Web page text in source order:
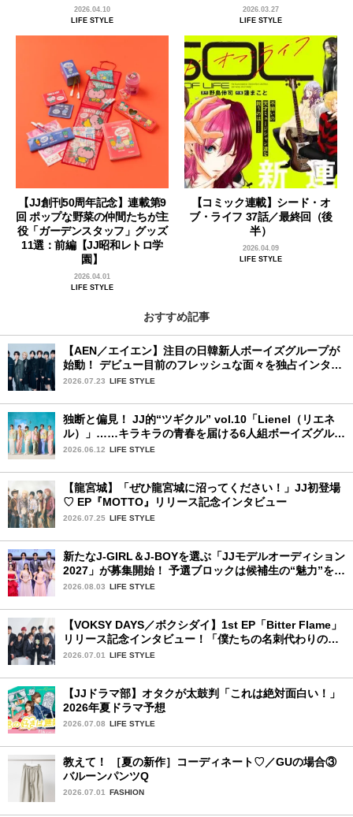
2026.04.10
LIFE STYLE
2026.03.27
LIFE STYLE
【JJ創刊50周年記念】連載第9
回 ポップな野菜の仲間たちが主
役「ガーデンスタッフ」グッズ
11選：前編【JJ昭和レトロ学
園】
2026.04.01
LIFE STYLE
【コミック連載】シード・オ
ブ・ライフ 37話／最終回（後
半）
2026.04.09
LIFE STYLE
おすすめ記事
【AEN／エイエン】注目の日韓新人ボーイズグループが
始動！ デビュー目前のフレッシュな面々を独占インタビ
ュー。7人の魅力に迫ります♪
2026.07.23 LIFE STYLE
独断と偏見！ JJ的“ツギクル” vol.10「Lienel（リエネ
ル）」……キラキラの青春を届ける6人組ボーイズグルー
プ
2026.06.12 LIFE STYLE
【龍宮城】「ぜひ龍宮城に沼ってください！」JJ初登場
♡ EP『MOTTO』リリース記念インタビュー
2026.07.25 LIFE STYLE
新たなJ-GIRL＆J-BOYを選ぶ「JJモデルオーディション
2027」が募集開始！ 予選ブロックは候補生の“魅力”を重
視した「新システム」に変わります
2026.08.03 LIFE STYLE
【VOKSY DAYS／ボクシダイ】1st EP「Bitter Flame」
リリース記念インタビュー！「僕たちの名刺代わりのよ
うなアルバム」
2026.07.01 LIFE STYLE
【JJドラマ部】オタクが太鼓判「これは絶対面白い！」
2026年夏ドラマ予想
2026.07.08 LIFE STYLE
教えて！ ［夏の新作］コーディネート♡／GUの場合③
バルーンパンツQ
2026.07.01 FASHION